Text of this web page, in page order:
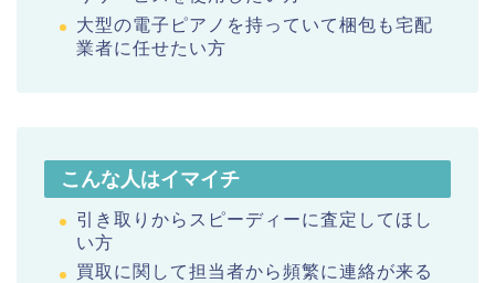
大型の電子ピアノを持っていて梱包も宅配
業者に任せたい方
こんな人はイマイチ
引き取りからスピーディーに査定してほし
い方
買取に関して担当者から頻繁に連絡が来る